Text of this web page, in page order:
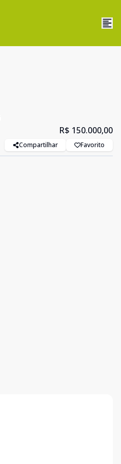
R$ 150.000,00
Compartilhar Favorito